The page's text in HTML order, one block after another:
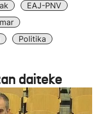
EAJ-PNV
Politika
daiteke